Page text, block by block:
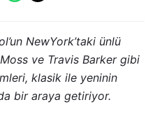
NewYork’taki ünlü
ve Travis Barker gibi
klasik ile yeninin
bir araya getiriyor.